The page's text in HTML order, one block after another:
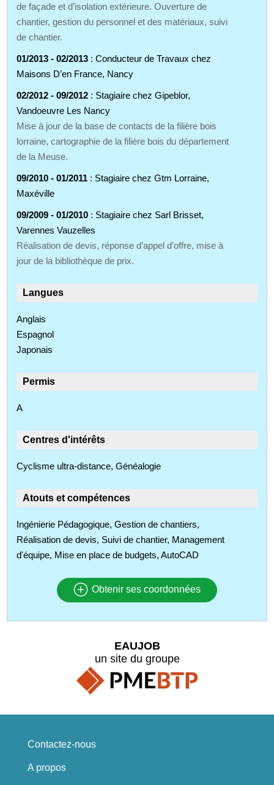
de façade et d’isolation extérieure. Ouverture de
chantier, gestion du personnel et des matériaux, suivi
de chantier.
01/2013 - 02/2013 : Conducteur de Travaux chez
Maisons D’en France, Nancy
02/2012 - 09/2012 : Stagiaire chez Gipeblor,
Vandoeuvre Les Nancy
Mise à jour de la base de contacts de la filière bois
lorraine, cartographie de la filière bois du département
de la Meuse.
09/2010 - 01/2011 : Stagiaire chez Gtm Lorraine,
Maxéville
09/2009 - 01/2010 : Stagiaire chez Sarl Brisset,
Varennes Vauzelles
Réalisation de devis, réponse d’appel d’offre, mise à
jour de la bibliothèque de prix.
Langues
Anglais
Espagnol
Japonais
Permis
A
Centres d'intérêts
Cyclisme ultra-distance, Généalogie
Atouts et compétences
Ingénierie Pédagogique, Gestion de chantiers,
Réalisation de devis, Suivi de chantier, Management
d'équipe, Mise en place de budgets, AutoCAD
Obtenir ses coordonnées
EAUJOB
un site du groupe
Contactez-nous
A propos